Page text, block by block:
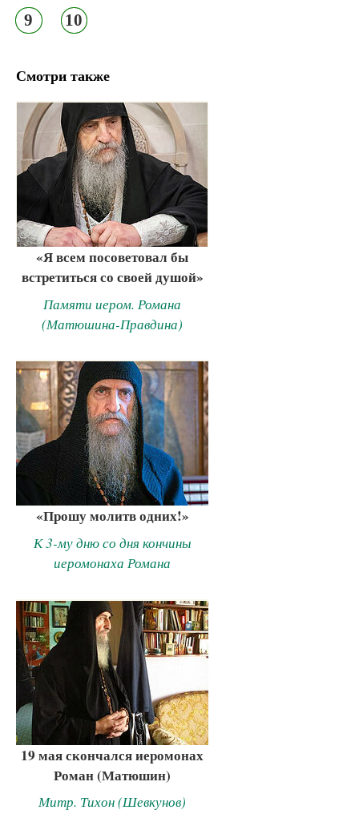
9 10
Смотри также
«Я всем посоветовал бы
встретиться со своей душой»
Памяти иером. Романа
(Матюшина-Правдина)
«Прошу молитв одних!»
К 3-му дню со дня кончины
иеромонаха Романа
19 мая скончался иеромонах
Роман (Матюшин)
Митр. Тихон (Шевкунов)